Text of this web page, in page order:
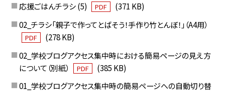
応援ごはんチラシ (5) PDF
(371 KB)
02_チラシ「親子で作ってとばそう！手作り竹とんぼ！」（A4用）
PDF
(278 KB)
02_学校ブログアクセス集中時における簡易ページの見え方
について（別紙）
PDF
(385 KB)
01_学校ブログアクセス集中時の簡易ページへの自動切り替